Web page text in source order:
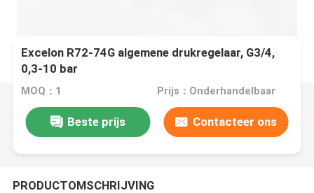
Excelon R72-74G algemene drukregelaar, G3/4,
0,3-10 bar
MOQ：1 Prijs：Onderhandelbaar
Beste prijs Contacteer ons
PRODUCTOMSCHRIJVING